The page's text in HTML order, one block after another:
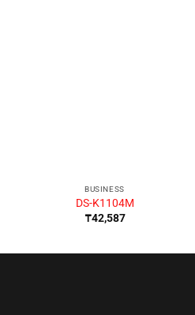
BUSINESS
DS-K1104M
₸42,587